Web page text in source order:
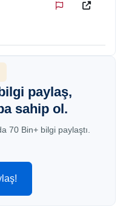
paylaş,
sahip ol.
70 Bin+ bilgi paylaştı.